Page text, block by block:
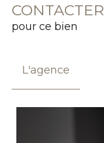
CONTACTER
pour ce bien
L'agence